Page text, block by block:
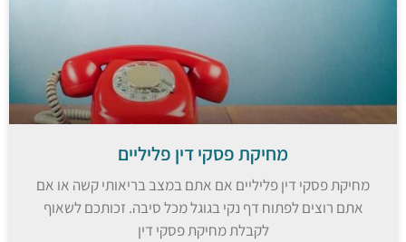
מחיקת פסקי דין פליליים
מחיקת פסקי דין פליליים אם אתם במצב בריאותי קשה או אם
אתם רוצים לפתוח דף נקי בגוגל מכל סיבה. זכותכם לשאוף
לקבלת מחיקת פסקי דין